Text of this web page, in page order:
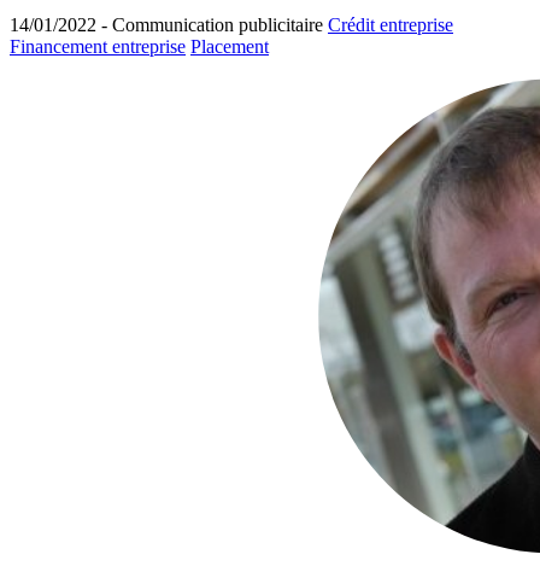
14/01/2022 - Communication publicitaire Crédit entreprise
Financement entreprise Placement